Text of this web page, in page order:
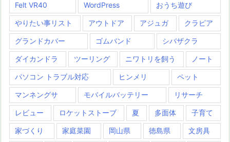
Felt VR40 WordPress おうち遊び
やりたい事リスト アウトドア アジュガ クラピア
グランドカバー ゴムバンド シバザクラ
ダイカンドラ ツーリング ニワトリを飼う ノート
パソコン トラブル対応 ヒンメリ ペット
マンネングサ モバイルバッテリー リサーチ
レビュー ロケットストーブ 夏 多面体 子育て
家づくり 家庭菜園 岡山県 徳島県 文房具